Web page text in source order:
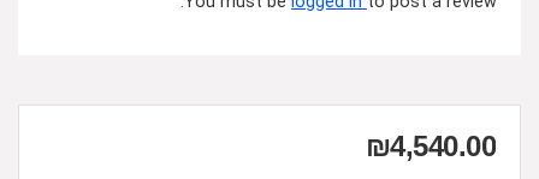
₪4,540.00